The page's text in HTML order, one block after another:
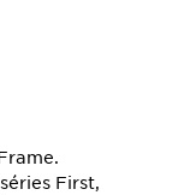
First,